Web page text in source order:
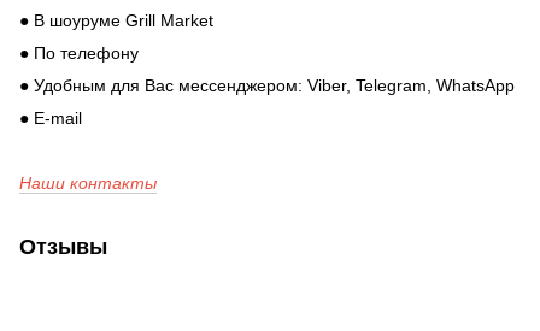
● В шоуруме Grill Market
● По телефону
● Удобным для Вас мессенджером: Viber, Telegram, WhatsApp
● E-mail
Наши контакты
Отзывы